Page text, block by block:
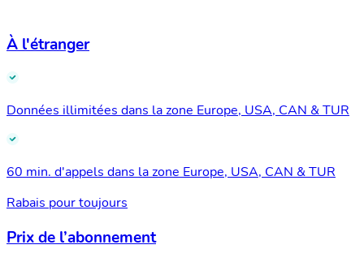
À l'étranger
Données illimitées dans la zone Europe, USA, CAN & TUR
60 min. d'appels dans la zone Europe, USA, CAN & TUR
Rabais pour toujours
Prix de l’abonnement